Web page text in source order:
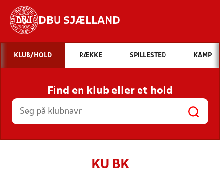
DBU SJÆLLAND
Hvad vil du søge efter?
INDHOLD OG NYHEDER
STILLINGER, RESULTATER, KLUBBER OG
HOLD
KLUB/HOLD RÆKKE SPILLESTED KAMP
Find en klub eller et hold
KU BK